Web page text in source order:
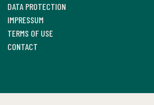
DATA PROTECTION
IMPRESSUM
TERMS OF USE
CONTACT